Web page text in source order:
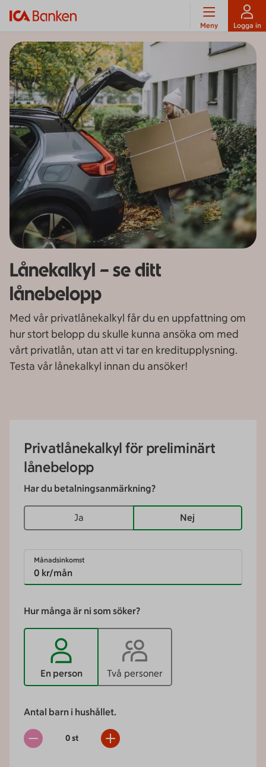
Meny Logga in
Lånekalkyl – se ditt
lånebelopp
Med vår privatlånekalkyl får du en uppfattning om
hur stort belopp du skulle kunna ansöka om med
vårt privatlån, utan att vi tar en kreditupplysning.
Testa vår lånekalkyl innan du ansöker!
Privatlånekalkyl för preliminärt
lånebelopp
Har du betalningsanmärkning?
Ja Nej
Månadsinkomst
Hur många är ni som söker?
En person Två personer
Antal barn i hushållet.
0st